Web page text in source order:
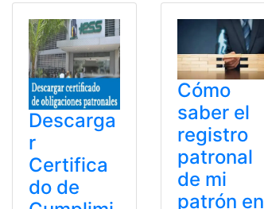
Descarga
r
Certifica
do de
Cómo
saber el
registro
patronal
de mi
patrón en